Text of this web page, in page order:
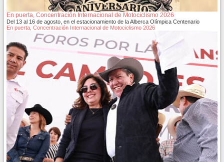
En puerta, Concentración Internacional de Motociclismo 2026
Del 13 al 16 de agosto, en el estacionamiento de la Alberca Olímpica Centenario
En puerta, Concentración Internacional de Motociclismo 2026